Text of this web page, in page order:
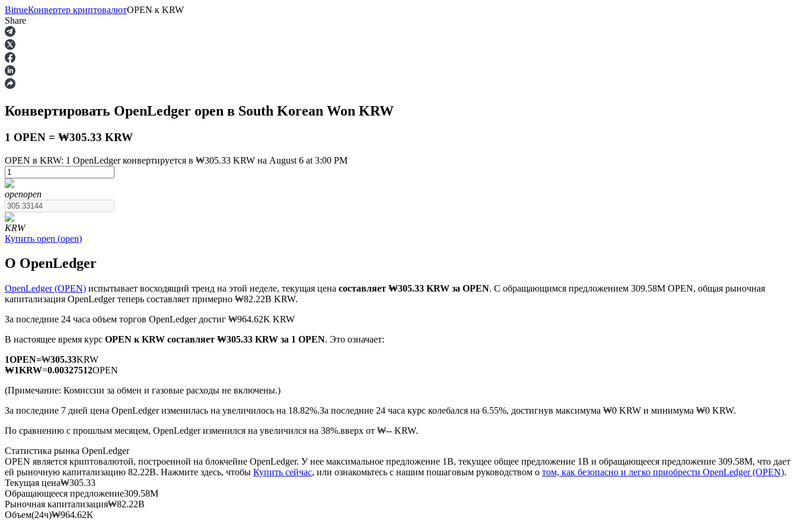
Фьючерсы
USDT-фьючерсы
Фьючерсы с использованием USDT в качестве обеспечения
Фьючерсы на COIN-M
Криптовалютные фьючерсы
BitrueКонвертер криптовалютOPEN к KRW
Share
Конвертировать OpenLedger open в South Korean Won KRW
1 OPEN = ₩305.33 KRW
OPEN в KRW: 1 OpenLedger конвертируется в ₩305.33 KRW на August 6 at 3:00 PM
openopen
KRW
Купить open (open)
О OpenLedger
OpenLedger (OPEN) испытывает восходящий тренд на этой неделе, текущая цена составляет ₩305.33 KRW за OPEN. С обращающимся предложением 309.58M OPEN, общая рыночная
капитализация OpenLedger теперь составляет примерно ₩82.22B KRW.
За последние 24 часа объем торгов OpenLedger достиг ₩964.62K KRW
В настоящее время курс OPEN к KRW составляет ₩305.33 KRW за 1 OPEN. Это означает:
1OPEN=₩305.33KRW
₩1KRW=0.00327512OPEN
(Примечание: Комиссии за обмен и газовые расходы не включены.)
За последние 7 дней цена OpenLedger изменилась на увеличилось на 18.82%.За последние 24 часа курс колебался на 6.55%, достигнув максимума ₩0 KRW и минимума ₩0 KRW.
По сравнению с прошлым месяцем, OpenLedger изменился на увеличился на 38%.вверх от ₩-- KRW.
Статистика рынка OpenLedger
OPEN является криптовалютой, построенной на блокчейне OpenLedger. У нее максимальное предложение 1B, текущее общее предложение 1B и обращающееся предложение 309.58M, что дает
ей рыночную капитализацию 82.22B. Нажмите здесь, чтобы Купить сейчас, или ознакомьтесь с нашим пошаговым руководством о том, как безопасно и легко приобрести OpenLedger (OPEN).
Текущая цена₩305.33
Обращающееся предложение309.58M
Рыночная капитализация₩82.22B
Объем(24ч)₩964.62K